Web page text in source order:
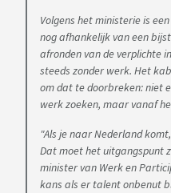
Volgens het ministerie is
nog afhankelijk van een
afronden van de verplichte
steeds zonder werk. Het
om dat te doorbreken: niet
werk zoeken, maar vanaf
"Als je naar Nederland
Dat moet het uitgangspunt
minister van Werk en
kans als er talent onbenut